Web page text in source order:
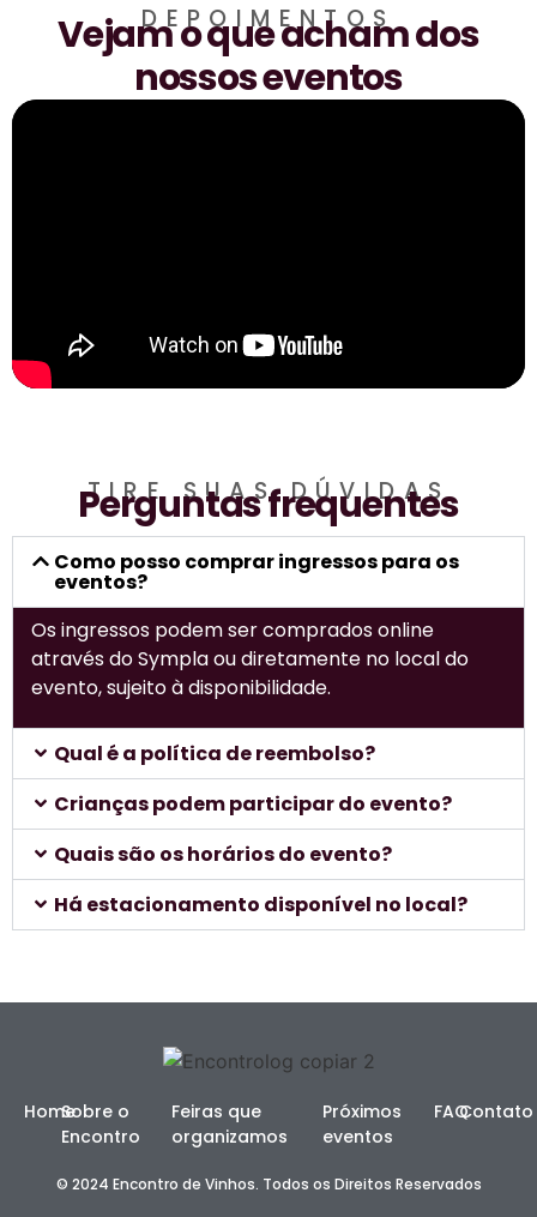
DEPOIMENTOS
Vejam o que acham dos
nossos eventos
TIRE SUAS DÚVIDAS
Perguntas frequentes
Como posso comprar ingressos para os
eventos?
Os ingressos podem ser comprados online
através do Sympla ou diretamente no local do
evento, sujeito à disponibilidade.
Qual é a política de reembolso?
Crianças podem participar do evento?
Quais são os horários do evento?
Há estacionamento disponível no local?
HomeSobre o
Encontro
Feiras que
organizamos
Próximos
eventos
FAQContato
© 2024 Encontro de Vinhos. Todos os Direitos Reservados